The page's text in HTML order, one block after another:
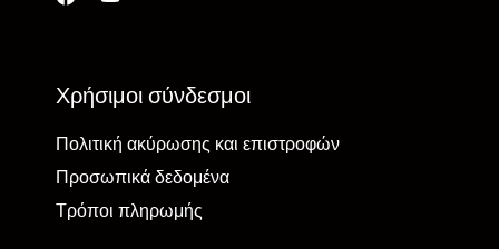
Χρήσιμοι σύνδεσμοι
Πολιτική ακύρωσης και επιστροφών
Προσωπικά δεδομένα
Τρόποι πληρωμής